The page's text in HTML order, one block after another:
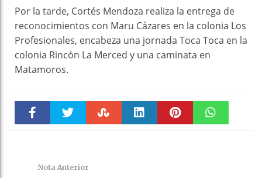
Por la tarde, Cortés Mendoza realiza la entrega de
reconocimientos con Maru Cázares en la colonia Los
Profesionales, encabeza una jornada Toca Toca en la
colonia Rincón La Merced y una caminata en
Matamoros.
Nota Anterior